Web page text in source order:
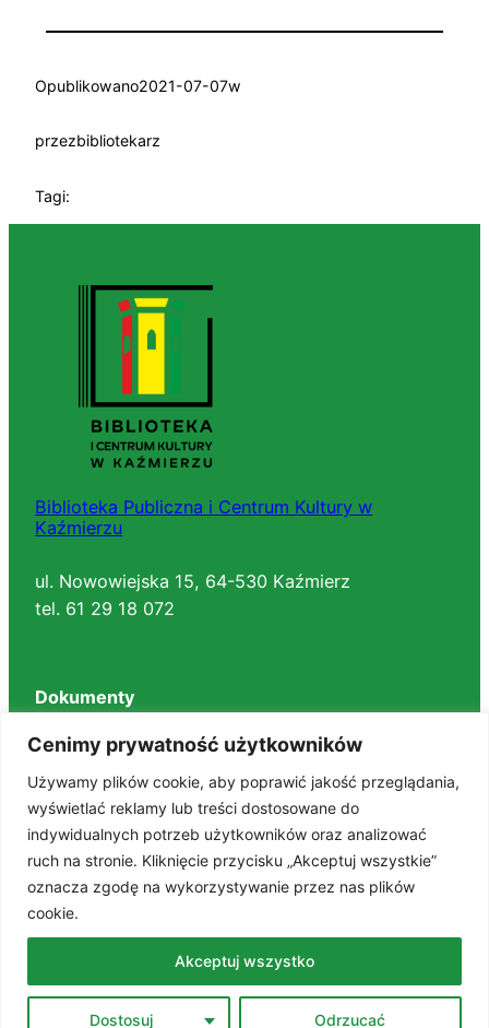
Cenimy prywatność użytkowników
Używamy plików cookie, aby poprawić jakość przeglądania,
wyświetlać reklamy lub treści dostosowane do
indywidualnych potrzeb użytkowników oraz analizować
ruch na stronie. Kliknięcie przycisku „Akceptuj wszystkie”
oznacza zgodę na wykorzystywanie przez nas plików
cookie.
Dostosuj Odrzucać
Akceptuj wszystko
Opublikowano2021-07-07w
przezbibliotekarz
Tagi:
Biblioteka Publiczna i Centrum Kultury w
Kaźmierzu
ul. Nowowiejska 15, 64-530 Kaźmierz
tel. 61 29 18 072
Dokumenty
Regulaminy
BIP
RODO
Polityka prywatności
STANDARDY OCHRONY MAŁOLETNICH
Facebook